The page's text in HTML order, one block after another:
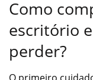
Como
escritório
perder?
O primeiro